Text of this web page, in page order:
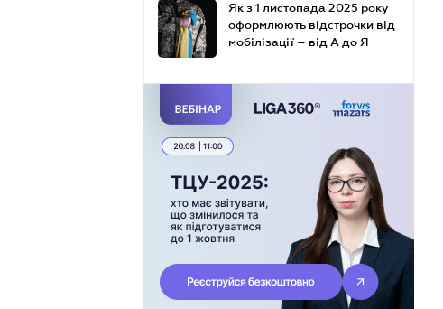
Як з 1 листопада 2025 року
оформлюють відстрочки від
мобілізації – від А до Я